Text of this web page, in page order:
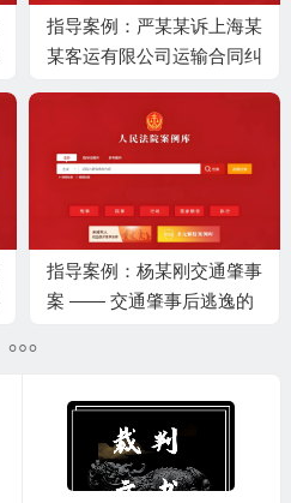
指导案例：严某某诉上海某
某客运有限公司运输合同纠
指导案例：杨某刚交通肇事
案 —— 交通肇事后逃逸的